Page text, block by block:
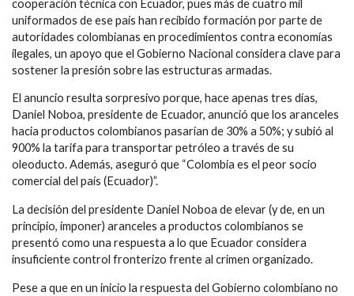
cooperación técnica con Ecuador, pues más de cuatro mil
uniformados de ese país han recibido formación por parte de
autoridades colombianas en procedimientos contra economías
ilegales, un apoyo que el Gobierno Nacional considera clave para
sostener la presión sobre las estructuras armadas.
El anuncio resulta sorpresivo porque, hace apenas tres días,
Daniel Noboa, presidente de Ecuador, anunció que los aranceles
hacia productos colombianos pasarían de 30% a 50%; y subió al
900% la tarifa para transportar petróleo a través de su
oleoducto. Además, aseguró que “Colombia es el peor socio
comercial del país (Ecuador)”.
La decisión del presidente Daniel Noboa de elevar (y de, en un
principio, imponer) aranceles a productos colombianos se
presentó como una respuesta a lo que Ecuador considera
insuficiente control fronterizo frente al crimen organizado.
Pese a que en un inicio la respuesta del Gobierno colombiano no